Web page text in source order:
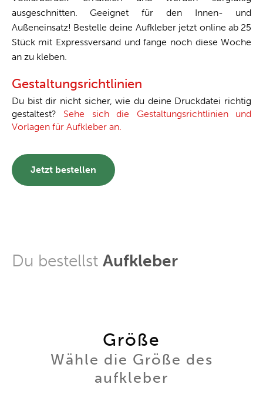
ausgeschnitten. Geeignet für den Innen- und
Außeneinsatz! Bestelle deine Aufkleber jetzt online ab 25
Stück mit Expressversand und fange noch diese Woche
an zu kleben.
Gestaltungsrichtlinien
Du bist dir nicht sicher, wie du deine Druckdatei richtig
gestaltest? Sehe sich die Gestaltungsrichtlinien und
Vorlagen für Aufkleber an.
Jetzt bestellen
Du bestellst Aufkleber
Größe
Wähle die Größe des
aufkleber